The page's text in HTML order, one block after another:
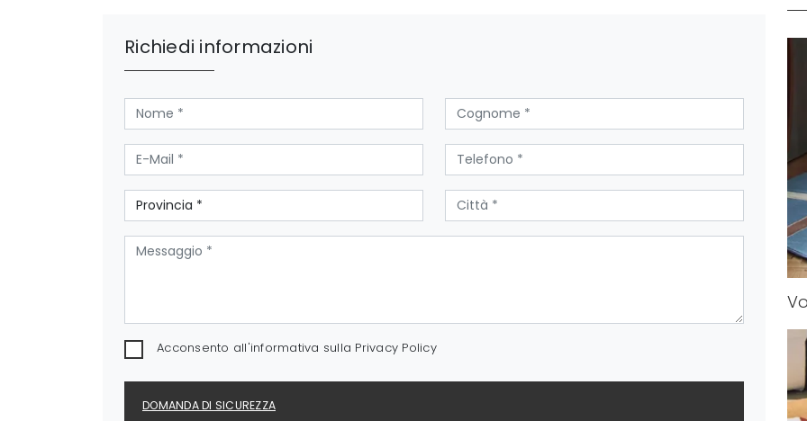
Richiedi informazioni
Acconsento all'informativa sulla Privacy Policy
DOMANDA DI SICUREZZA